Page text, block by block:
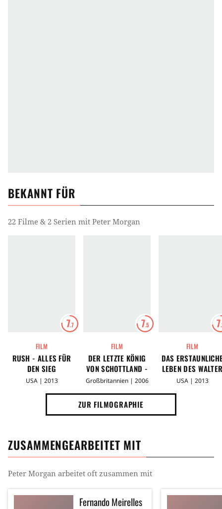
BEKANNT FÜR
22 Filme & 2 Serien mit Peter Morgan
7.7
FILM
RUSH - ALLES FÜR
DEN SIEG
USA | 2013
7.5
FILM
DER LETZTE KÖNIG
VON SCHOTTLAND -
IN DEN FÄNGEN DER
Großbritannien | 2006
7
FILM
DAS
LEBEN DES
MITTY
USA | 2013
ZUR FILMOGRAPHIE
ZUSAMMENGEARBEITET MIT
Peter Morgan arbeitet oft zusammen mit
Fernando Meirelles